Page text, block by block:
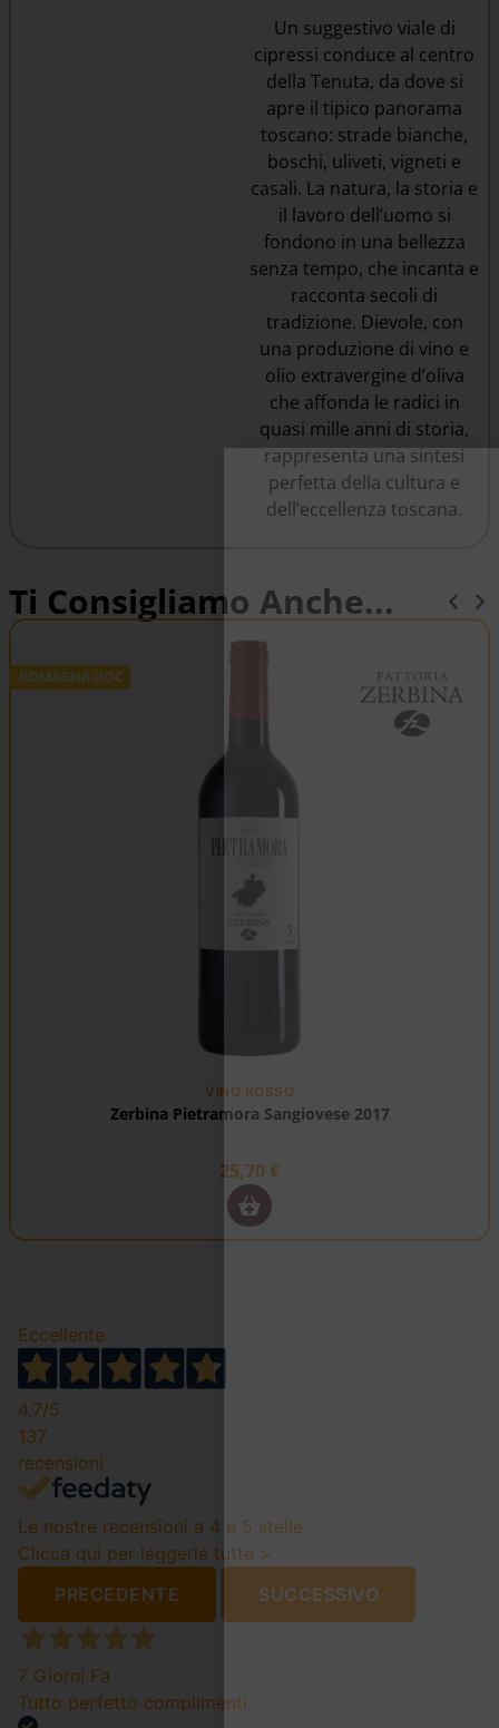
Un suggestivo viale di
cipressi conduce al centro
della Tenuta, da dove si
apre il tipico panorama
toscano: strade bianche,
boschi, uliveti, vigneti e
casali. La natura, la storia e
il lavoro dell’uomo si
fondono in una bellezza
senza tempo, che incanta e
racconta secoli di
tradizione. Dievole, con
una produzione di vino e
olio extravergine d’oliva
che affonda le radici in
quasi mille anni di storia,
rappresenta una sintesi
perfetta della cultura e
dell’eccellenza toscana.
Ti Consigliamo Anche...
ROMAGNA DOC
VINO ROSSO
Zerbina Pietramora Sangiovese 2017
25,70 €
Eccellente
4,7/5
137
recensioni
Le nostre recensioni a 4 e 5 stelle.
Clicca qui per leggerle tutte >
PRECEDENTE
SUCCESSIVO
7 Giorni Fa
Tutto perfetto complimenti